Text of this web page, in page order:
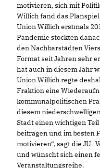
motivieren, sich mit
Willich fand das
Union Willich erstmals
Pandemie stockten
den Nachbarstädten
Format seit Jahren sehr
hat auch in diesem Jahr
Union Willich regte
Fraktion eine
kommunalpolitischen
diesem
Stadt einen wichtigen
beitragen und im besten
motivieren“, sagt die JU-
und wünscht sich einen
Veranstaltungsreihe.